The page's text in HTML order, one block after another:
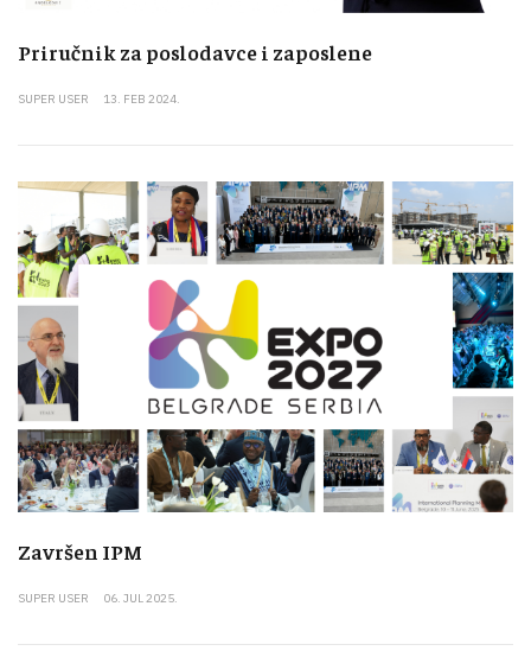
Priručnik za poslodavce i zaposlene
SUPER USER 13. FEB 2024.
Završen IPM
SUPER USER 06. JUL 2025.